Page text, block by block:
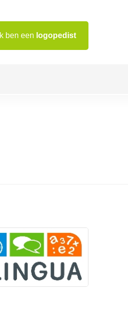
Ik ben een logopedist